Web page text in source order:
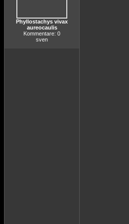
Phyllostachys vivax
aureocaulis
Kommentare: 0
sven